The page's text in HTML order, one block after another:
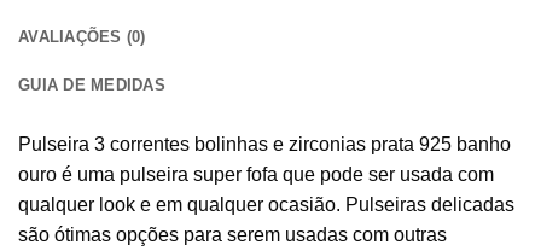
AVALIAÇÕES (0)
GUIA DE MEDIDAS
Pulseira 3 correntes bolinhas e zirconias prata 925 banho
ouro é uma pulseira super fofa que pode ser usada com
qualquer look e em qualquer ocasião. Pulseiras delicadas
são ótimas opções para serem usadas com outras